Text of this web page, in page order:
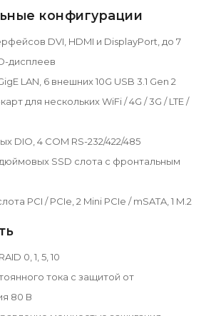
конфигурации
DVI, HDMI и DisplayPort, до 7
дисплеев
LAN, 6 внешних 10G USB 3.1 Gen 2
для нескольких WiFi / 4G / 3G / LTE /
DIO, 4 COM RS-232/422/485
SSD слота с фронтальным
PCI / PCIe, 2 Mini PCIe / mSATA, 1 M.2
0, 1, 5, 10
тока с защитой от
80 В